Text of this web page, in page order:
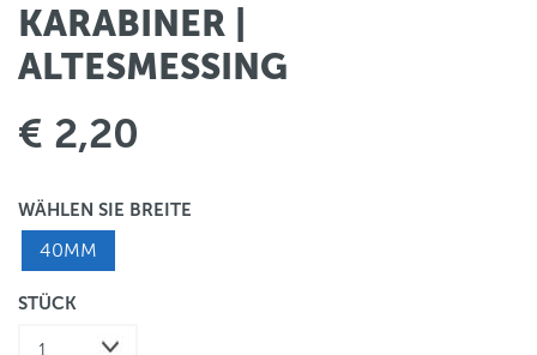
KARABINER |
ALTESMESSING
€ 2,20
WÄHLEN SIE BREITE
40MM
STÜCK